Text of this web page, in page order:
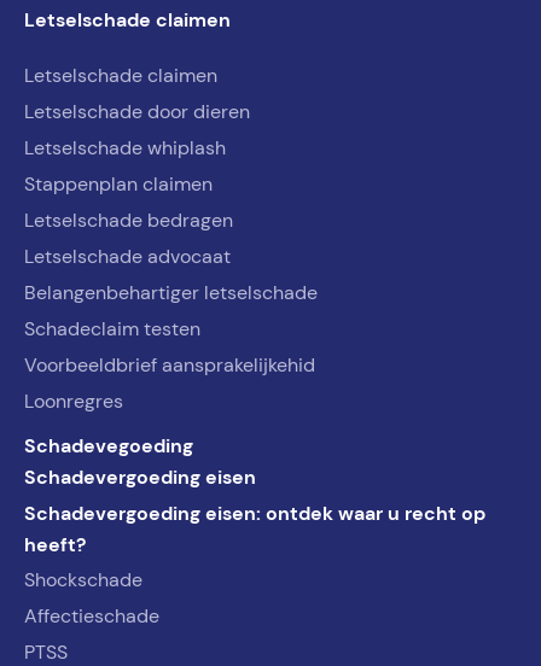
Letselschade claimen
Letselschade claimen
Letselschade door dieren
Letselschade whiplash
Stappenplan claimen
Letselschade bedragen
Letselschade advocaat
Belangenbehartiger letselschade
Schadeclaim testen
Voorbeeldbrief aansprakelijkehid
Loonregres
Schadevegoeding
Schadevergoeding eisen
Schadevergoeding eisen: ontdek waar u recht op
heeft?
Shockschade
Affectieschade
PTSS